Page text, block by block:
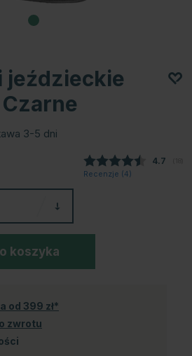
jeździeckie
3-5 dni
Średnia
4.7
Recenzje (4)
koszyka
od 399 zł*
zwrotu